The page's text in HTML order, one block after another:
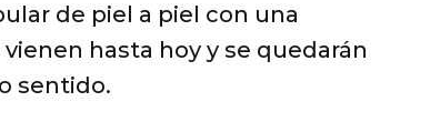
de piel a piel con una
hasta hoy y se quedarán
sentido.